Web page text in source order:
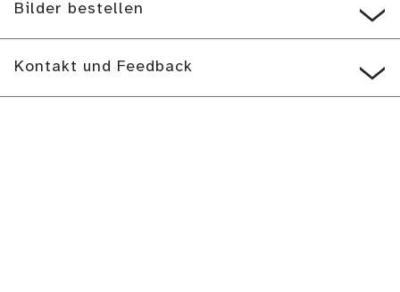
Bilder bestellen
Kontakt und Feedback